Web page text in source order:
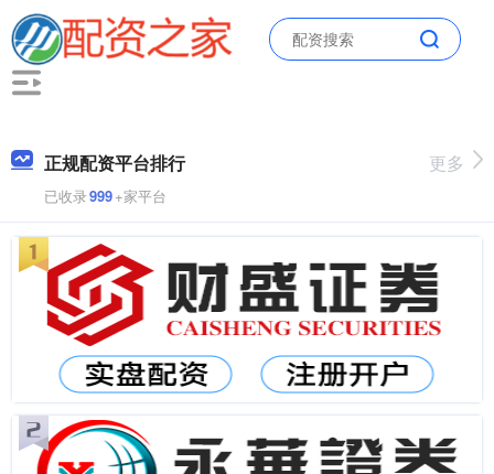
正规配资平台排行
已收录999+家平台
更多